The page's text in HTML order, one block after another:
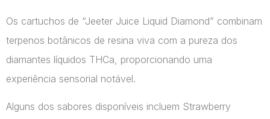
Os cartuchos de “Jeeter Juice Liquid Diamond” combinam
terpenos botânicos de resina viva com a pureza dos
diamantes líquidos THCa, proporcionando uma
experiência sensorial notável.
Alguns dos sabores disponíveis incluem Strawberry